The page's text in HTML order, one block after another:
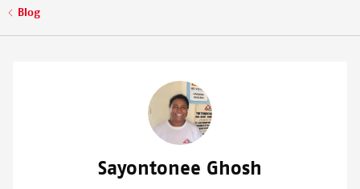
Pfadnavigation
Blog
Image
Sayontonee Ghosh